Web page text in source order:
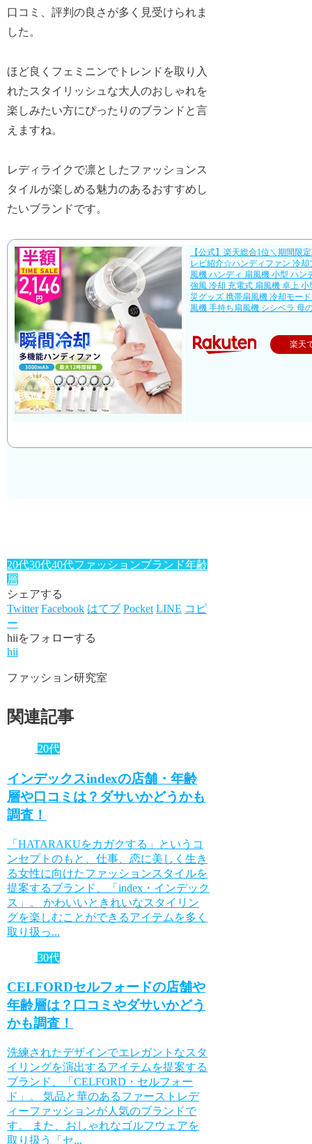
口コミ、評判の良さが多く見受けられま
した。
ほど良くフェミニンでトレンドを取り入
れたスタイリッシュな大人のおしゃれを
楽しみたい方にぴったりのブランドと言
えますね。
レディライクで凛としたファッションス
タイルが楽しめる魅力のあるおすすめし
たいブランドです。
【公式】楽天総合1位＼期間限
レビ紹介☆ハンディファン 冷却
風機 ハンディ 扇風機 小型 ハン
強風 冷却 充電式 扇風機 卓上 小
災グッズ 携帯扇風機 冷却モード
風機 手持ち扇風機 シシベラ 母
楽天
20代30代40代ファッションブランド年齢
層
シェアする
Twitter Facebook はてブ Pocket LINE コピ
ー
hiiをフォローする
hii
ファッション研究室
関連記事
20代
インデックスindexの店舗・年齢
層や口コミは？ダサいかどうかも
調査！
「HATARAKUをカガクする」というコ
ンセプトのもと、仕事、恋に美しく生き
る女性に向けたファッションスタイルを
提案するブランド、「index・インデック
ス」。 かわいいときれいなスタイリン
グを楽しむことができるアイテムを多く
取り扱っ...
30代
CELFORDセルフォードの店舗や
年齢層は？口コミやダサいかどう
かも調査！
洗練されたデザインでエレガントなスタ
イリングを演出するアイテムを提案する
ブランド、「CELFORD・セルフォー
ド」。 気品と華のあるファーストレデ
ィーファッションが人気のブランドで
す。 また、おしゃれなゴルフウェアを
取り扱う「セ...